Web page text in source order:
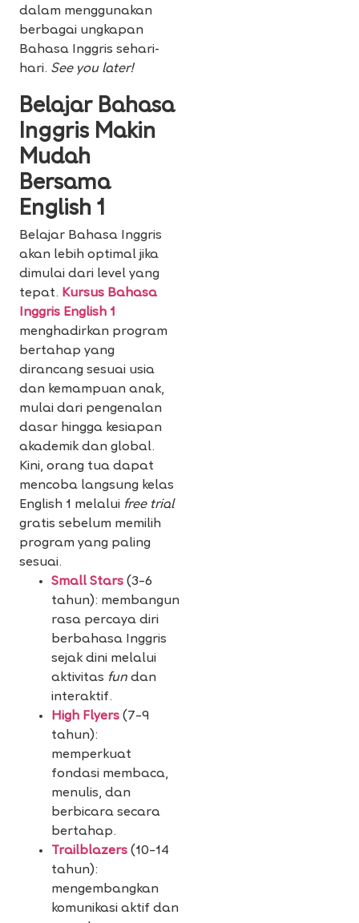
dalam menggunakan
berbagai ungkapan
Bahasa Inggris sehari-
hari. See you later!
Belajar Bahasa
Inggris Makin
Mudah
Bersama
English 1
Belajar Bahasa Inggris
akan lebih optimal jika
dimulai dari level yang
tepat. Kursus Bahasa
Inggris English 1
menghadirkan program
bertahap yang
dirancang sesuai usia
dan kemampuan anak,
mulai dari pengenalan
dasar hingga kesiapan
akademik dan global.
Kini, orang tua dapat
mencoba langsung kelas
English 1 melalui free trial
gratis sebelum memilih
program yang paling
sesuai.
Small Stars (3–6
tahun): membangun
rasa percaya diri
berbahasa Inggris
sejak dini melalui
aktivitas fun dan
interaktif.
High Flyers (7–9
tahun):
memperkuat
fondasi membaca,
menulis, dan
berbicara secara
bertahap.
Trailblazers (10–14
tahun):
mengembangkan
komunikasi aktif dan